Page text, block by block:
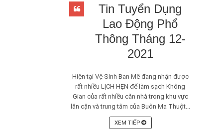
Tin Tuyển Dụng
Lao Động Phổ
Thông Tháng 12-
2021
Hiện tại Vệ Sinh Ban Mê đang nhận được
rất nhiều LỊCH HẸN để làm sạch Không
Gian của rất nhiều căn nhà trong khu vực
lân cận và trung tâm của Buôn Ma Thuột...
XEM TIẾP